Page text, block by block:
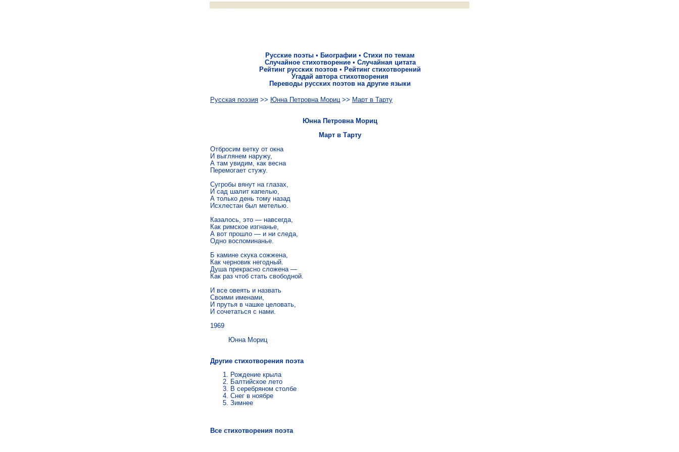
Русские поэты • Биографии • Стихи по темам
Случайное стихотворение• Случайная цитата
Рейтинг русских поэтов • Рейтинг стихотворений
Угадай автора стихотворения
Переводы русских поэтов на другие языки
Русская поэзия >> Юнна Петровна Мориц>> Март в Тарту
Юнна Петровна Мориц
Март в Тарту
Отбросим ветку от окна
И выглянем наружу,
А там увидим, как весна
Перемогает стужу.
Сугробы вянут на глазах,
И сад шалит капелью,
А только день тому назад
Исхлестан был метелью.
Казалось, это — навсегда,
Как римское изгнанье,
А вот прошло — и ни следа,
Одно воспоминанье.
Б камине скука сожжена,
Как черновик негодный.
Душа прекрасно сложена —
Как раз чтоб стать свободной.
И все овеять и назвать
Своими именами,
И прутья в чашке целовать,
И сочетаться с нами.
1969
Юнна Мориц
Другие стихотворения поэта
Рождение крыла
Балтийское лето
В серебряном столбе
Снег в ноябре
Зимнее
Все стихотворения поэта